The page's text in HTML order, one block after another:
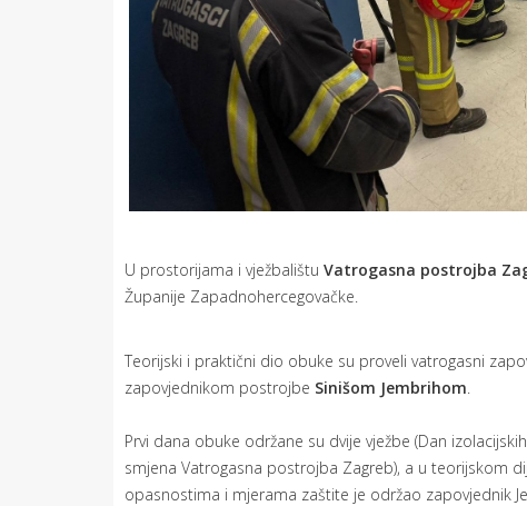
U prostorijama i vježbalištu Vatrogasna postrojba
Županije Zapadnohercegovačke.
Teorijski i praktični dio obuke su proveli vatrogasni
zapovjednikom postrojbe Sinišom Jembrihom.
Prvi dana obuke održane su dvije vježbe (Dan
smjena Vatrogasna postrojba Zagreb), a u teorijskom
opasnostima i mjerama zaštite je održao zapovjednik